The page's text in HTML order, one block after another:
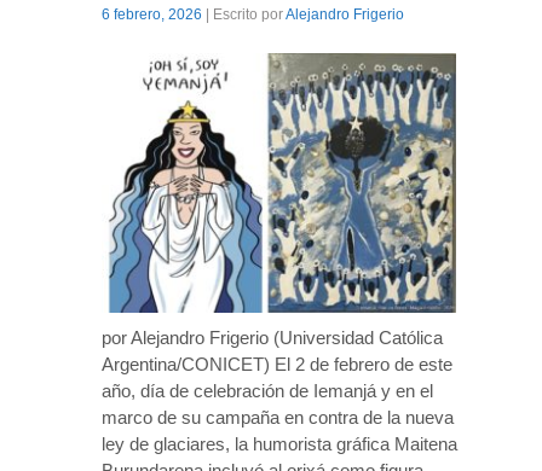
6 febrero, 2026 | Escrito porAlejandro Frigerio
por Alejandro Frigerio (Universidad Católica
Argentina/CONICET) El 2 de febrero de este
año, día de celebración de Iemanjá y en el
marco de su campaña en contra de la nueva
ley de glaciares, la humorista gráfica Maitena